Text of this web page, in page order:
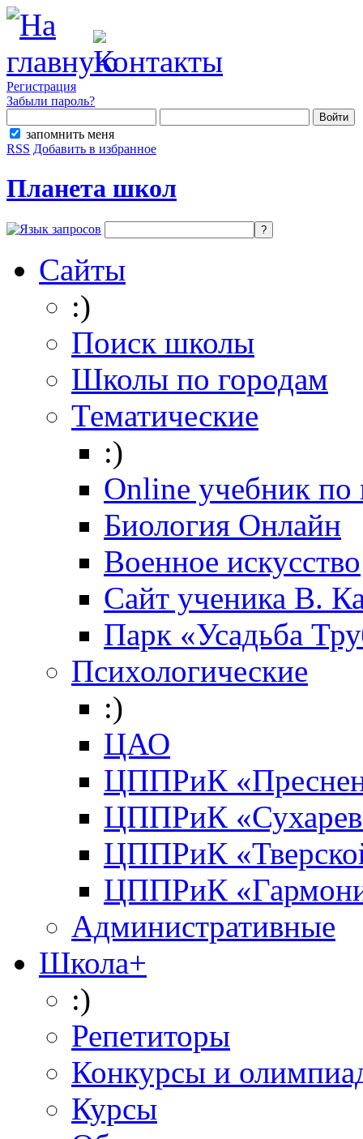
Регистрация
Забыли пароль?
запомнить меня
RSS Добавить в избранное
Планета школ
Сайты
:)
Поиск школы
Школы по городам
Тематические
:)
Online учебник по
Биология Онлайн
Военное искусство
Cайт ученика В.
Парк «Усадьба
Психологические
:)
ЦАО
ЦППРиК
ЦППРиК
ЦППРиК
ЦППРиК
Административные
Школа+
:)
Репетиторы
Конкурсы и
Курсы